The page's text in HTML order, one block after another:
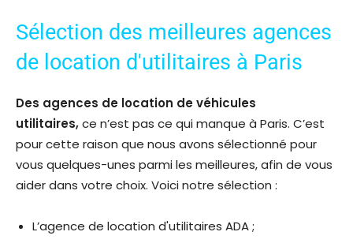
Sélection des meilleures agences
de location d'utilitaires à Paris
Des agences de location de véhicules
utilitaires,ce n’est pas ce qui manque à Paris. C’est
pour cette raison que nous avons sélectionné pour
vous quelques-unes parmi les meilleures, afin de vous
aider dans votre choix. Voici notre sélection :
L’agence de location d'utilitaires ADA ;